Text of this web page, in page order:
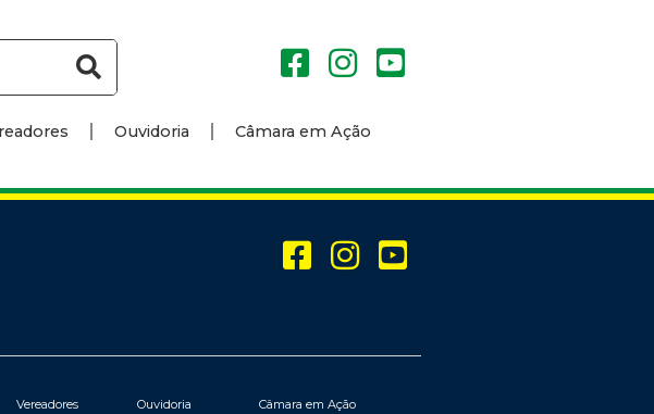
Ouvidoria Câmara em Ação
Vereadores Ouvidoria Câmara em Ação